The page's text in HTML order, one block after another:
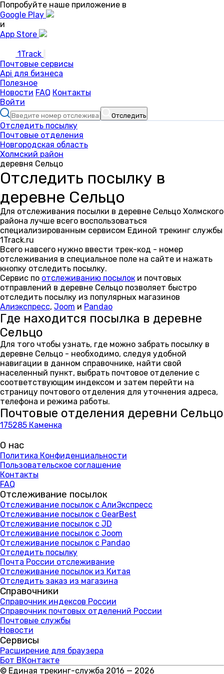
Попробуйте наше приложение в
Google Play
и
App Store
1Track
Почтовые сервисы
Api для бизнеса
Полезное
Новости FAQ Контакты
Войти
Отследить
Отследить посылку
Почтовые отделения
Новгородская область
Холмский район
деревня Сельцо
Отследить посылку в
деревне Сельцо
Для отслеживания посылки в деревне Сельцо Холмского
района лучше всего воспользоваться
специализированным сервисом Единой трекинг службы
1Track.ru
Всего навсего нужно ввести трек-код - номер
отслеживания в специальное поле на сайте и нажать
кнопку отследить посылку.
Сервис по отслеживанию посылок и почтовых
отправлений в деревне Сельцо позволяет быстро
отследить посылку из популярных магазинов
Алиэкспресс, Joom и Pandao
Где находится посылка в деревне
Сельцо
Для того чтобы узнать, где можно забрать посылку в
деревне Сельцо - необходимо, следуя удобной
навигации в данном справочнике, найти свой
населенный пункт, выбрать почтовое отделение с
соответствующим индексом и затем перейти на
страницу почтового отделения для уточнения адреса,
телефона и режима работы.
Почтовые отделения деревни Сельцо
175285 Каменка
О нас
Политика Конфиденциальности
Пользовательское соглашение
Контакты
FAQ
Отслеживание посылок
Отслеживание посылок с АлиЭкспресс
Отслеживание посылок с GearBest
Отслеживание посылок с JD
Отслеживание посылок с Joom
Отслеживание посылок с Pandao
Отследить посылку
Почта России отслеживание
Отслеживание посылок из Китая
Отследить заказ из магазина
Справочники
Справочник индексов России
Справочник почтовых отделений России
Почтовые службы
Новости
Сервисы
Расширение для браузера
Бот ВКонтакте
© Единая трекинг-служба 2016 — 2026